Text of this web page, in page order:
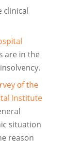
clinical
are in the
of the
Institute
situation
reason